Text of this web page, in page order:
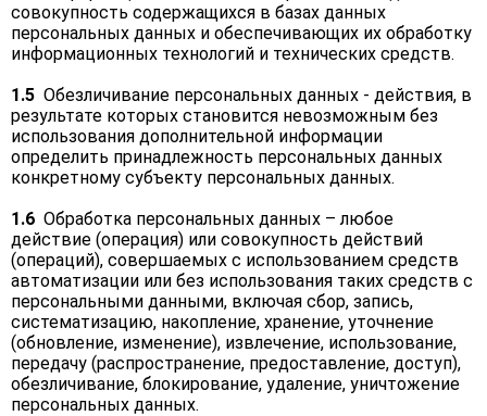
совокупность содержащихся в базах данных
персональных данных и обеспечивающих их обработку
информационных технологий и технических средств.
1.5 Обезличивание персональных данных - действия, в
результате которых становится невозможным без
использования дополнительной информации
определить принадлежность персональных данных
конкретному субъекту персональных данных.
1.6 Обработка персональных данных – любое
действие (операция) или совокупность действий
(операций), совершаемых с использованием средств
автоматизации или без использования таких средств с
персональными данными, включая сбор, запись,
систематизацию, накопление, хранение, уточнение
(обновление, изменение), извлечение, использование,
передачу (распространение, предоставление, доступ),
обезличивание, блокирование, удаление, уничтожение
персональных данных.